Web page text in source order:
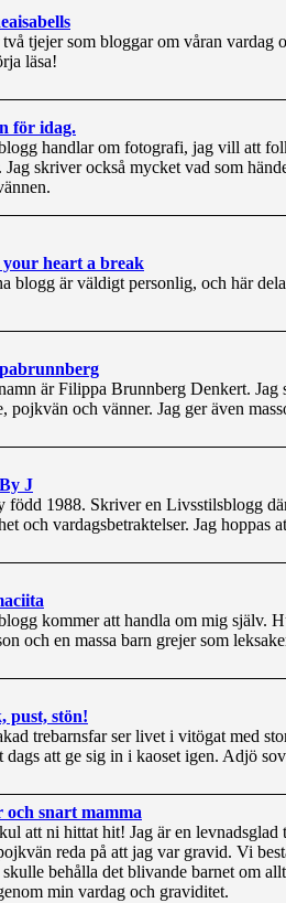
tjejer som bloggar om våran vardag
läsa!
för idag.
handlar om fotografi, jag vill att
Jag skriver också mycket vad som
your heart a break
blogg är väldigt personlig, och här
är Filippa Brunnberg Denkert.
pojkvän och vänner. Jag ger även
J
född 1988. Skriver en Livsstilsblogg
och vardagsbetraktelser. Jag
kommer att handla om mig själv.
och en massa barn grejer som
pust, stön!
trebarnsfar ser livet i vitögat med
dags att ge sig in i kaoset igen. Adjö
och snart mamma
att ni hittat hit! Jag är en
reda på att jag var gravid. Vi
behålla det blivande barnet om
min vardag och graviditet.